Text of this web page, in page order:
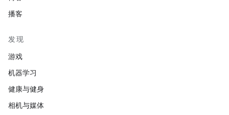
播客
发现
游戏
机器学习
健康与健身
相机与媒体